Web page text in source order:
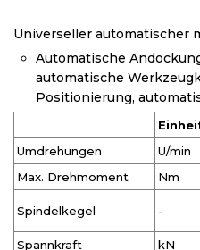
Universeller automatischer
Automatische
automatische
Positionierung,
Umdrehungen
U/min
Max. Drehmoment
Nm
Spindelkegel -
Spannkraft
kN